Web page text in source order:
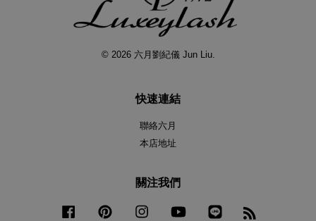
© 2026 六月劉紀儀 Jun Liu.
快速連結
聯絡六月
本店地址
關注我們
Facebook Pinterest Instagram YouTube